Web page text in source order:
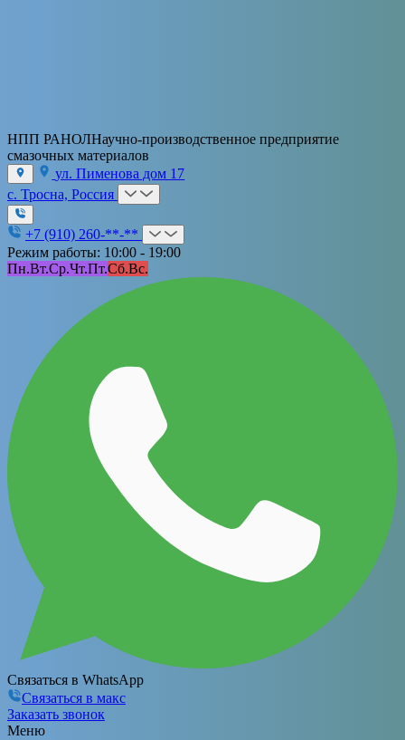
НПП РАНОЛНаучно-производственное предприятие
смазочных материалов
ул. Пименова дом 17
с. Тросна, Россия
+7 (910) 260-**-**
Режим работы: 10:00 - 19:00
Пн.Вт.Ср.Чт.Пт.Сб.Вс.
Связаться в WhatsApp
Связаться в макс
Заказать звонок
Меню